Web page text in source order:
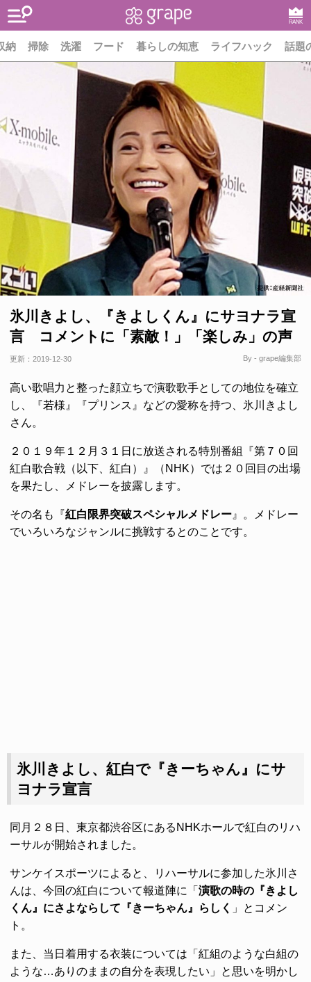
RANK
納 掃除 洗濯 フード 暮らしの知恵 ライフハック 話題
氷川きよし、『きよしくん』にサヨナラ宣
言 コメントに「素敵！」「楽しみ」の声
更新： 2019-12-30 By - grape編集部
高い歌唱力と整った顔立ちで演歌歌手としての地位を確立
し、『若様』『プリンス』などの愛称を持つ、氷川きよし
さん。
２０１９年１２月３１日に放送される特別番組『第７０回
紅白歌合戦（以下、紅白）』（NHK）では２０回目の出場
を果たし、メドレーを披露します。
その名も『紅白限界突破スペシャルメドレー 』。メドレー
でいろいろなジャンルに挑戦するとのことです。
氷川きよし、紅白で『きーちゃん』にサ
ヨナラ宣言
同月２８日、東京都渋谷区にあるNHKホールで紅白のリハ
ーサルが開始されました。
サンケイスポーツによると、リハーサルに参加した氷川さ
んは、今回の紅白について報道陣に「 演歌の時の『きよし
くん』にさよならして『きーちゃん』らしく 」とコメン
ト。
また、当日着用する衣装については「紅組のような白組の
ような…ありのままの自分を表現したい」と思いを明かし